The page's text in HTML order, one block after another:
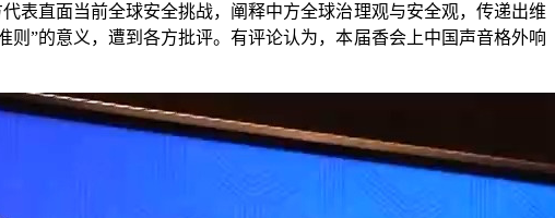
直面当前全球安全挑战，阐释中方全球治理观与安全观，传递出维
”的意义，遭到各方批评。有评论认为，本届香会上中国声音格外响